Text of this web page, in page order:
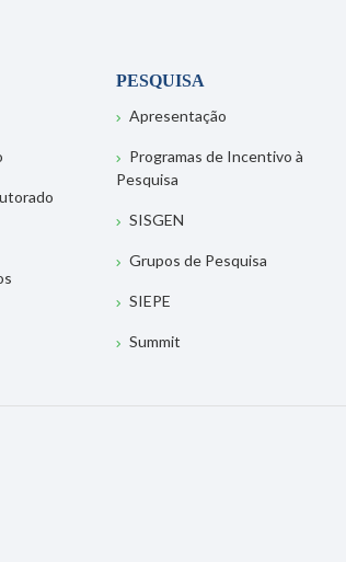
PESQUISA
Apresentação
Programas de Incentivo à
Pesquisa
SISGEN
Grupos de Pesquisa
SIEPE
Summit